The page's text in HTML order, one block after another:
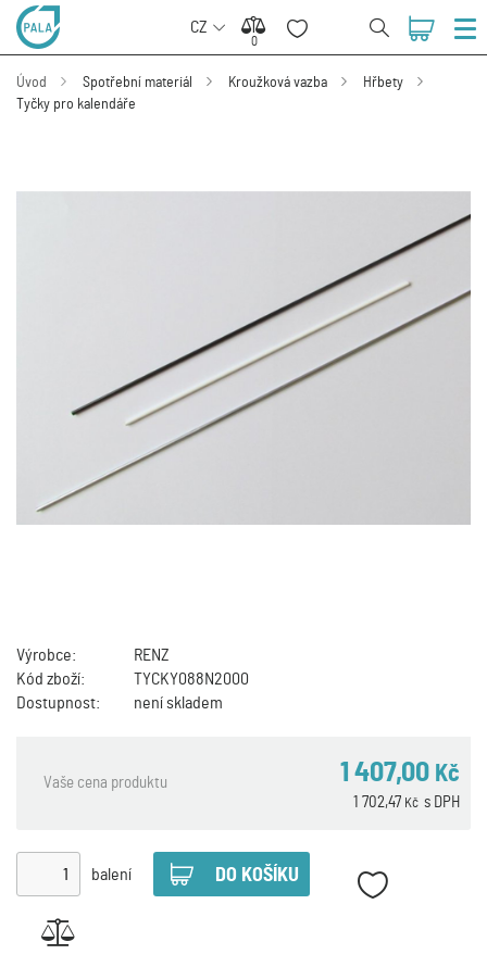
CZ
0
0
Úvod Spotřební materiál Kroužková vazba
Hřbety
Tyčky pro kalendáře
Výrobce:
RENZ
Kód zboží:
TYCKY088N2000
Dostupnost:
není skladem
Vaše cena produktu 1 407,00 Kč
s DPH
1 702,47 Kč
balení